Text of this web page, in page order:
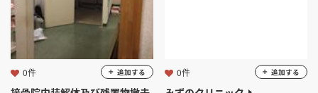
0件 追加する 0件 追加する